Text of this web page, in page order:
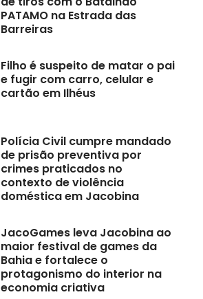
PATAMO na Estrada das
Barreiras
Filho é suspeito de matar o pai
e fugir com carro, celular e
cartão em Ilhéus
Polícia Civil cumpre mandado
de prisão preventiva por
crimes praticados no
contexto de violência
doméstica em Jacobina
JacoGames leva Jacobina ao
maior festival de games da
Bahia e fortalece o
protagonismo do interior na
economia criativa